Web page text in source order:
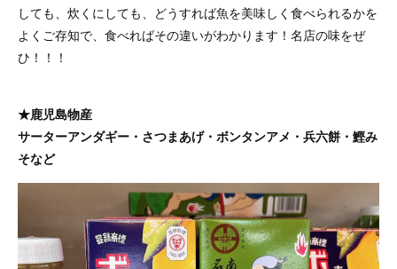
しても、炊くにしても、どうすれば魚を美味しく食べられるかを
よくご存知で、食べればその違いがわかります！名店の味をぜ
ひ！！！
★鹿児島物産
サーターアンダギー・さつまあげ・ボンタンアメ・兵六餅・鰹み
そなど